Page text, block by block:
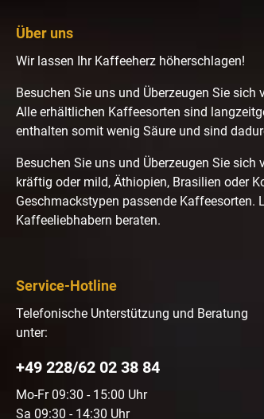
Über uns
Wir lassen Ihr Kaffeeherz höherschlagen!
Besuchen Sie uns und Überzeugen Sie
Alle erhältlichen Kaffeesorten sind
enthalten somit wenig Säure und sind
Besuchen Sie uns und Überzeugen Sie
kräftig oder mild, Äthiopien, Brasilien oder
Geschmackstypen passende Kaffeesorten.
Kaffeeliebhabern beraten.
Service-Hotline
Telefonische Unterstützung und Beratung
unter:
+49 228/62 02 38 84
Mo-Fr 09:30 - 15:00 Uhr
Sa 09:30 - 14:30 Uhr